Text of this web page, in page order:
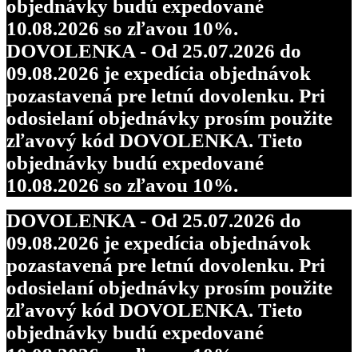
objednávky budú expedované
10.08.2026 so zľavou 10%.
DOVOLENKA - Od 25.07.2026 do
09.08.2026 je expedícia objednávok
pozastavená pre letnú dovolenku. Pri
odosielaní objednávky prosím použite
zľavový kód DOVOLENKA. Tieto
objednávky budú expedované
10.08.2026 so zľavou 10%.
DOVOLENKA - Od 25.07.2026 do
09.08.2026 je expedícia objednávok
pozastavená pre letnú dovolenku. Pri
odosielaní objednávky prosím použite
zľavový kód DOVOLENKA. Tieto
objednávky budú expedované